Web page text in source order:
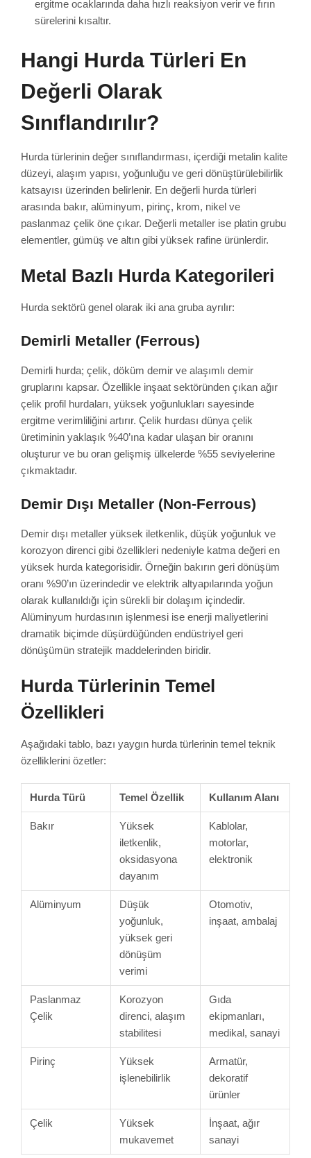
ergitme ocaklarında daha hızlı reaksiyon verir ve fırın
sürelerini kısaltır.
Hangi Hurda Türleri En
Değerli Olarak
Sınıflandırılır?
Hurda türlerinin değer sınıflandırması, içerdiği metalin kalite
düzeyi, alaşım yapısı, yoğunluğu ve geri dönüştürülebilirlik
katsayısı üzerinden belirlenir. En değerli hurda türleri
arasında bakır, alüminyum, pirinç, krom, nikel ve
paslanmaz çelik öne çıkar. Değerli metaller ise platin grubu
elementler, gümüş ve altın gibi yüksek rafine ürünlerdir.
Metal Bazlı Hurda Kategorileri
Hurda sektörü genel olarak iki ana gruba ayrılır:
Demirli Metaller (Ferrous)
Demirli hurda; çelik, döküm demir ve alaşımlı demir
gruplarını kapsar. Özellikle inşaat sektöründen çıkan ağır
çelik profil hurdaları, yüksek yoğunlukları sayesinde
ergitme verimliliğini artırır. Çelik hurdası dünya çelik
üretiminin yaklaşık %40’ına kadar ulaşan bir oranını
oluşturur ve bu oran gelişmiş ülkelerde %55 seviyelerine
çıkmaktadır.
Demir Dışı Metaller (Non-Ferrous)
Demir dışı metaller yüksek iletkenlik, düşük yoğunluk ve
korozyon direnci gibi özellikleri nedeniyle katma değeri en
yüksek hurda kategorisidir. Örneğin bakırın geri dönüşüm
oranı %90’ın üzerindedir ve elektrik altyapılarında yoğun
olarak kullanıldığı için sürekli bir dolaşım içindedir.
Alüminyum hurdasının işlenmesi ise enerji maliyetlerini
dramatik biçimde düşürdüğünden endüstriyel geri
dönüşümün stratejik maddelerinden biridir.
Hurda Türlerinin Temel
Özellikleri
Aşağıdaki tablo, bazı yaygın hurda türlerinin temel teknik
özelliklerini özetler:
Hurda Türü Temel Özellik Kullanım Alanı
Bakır
Yüksek
iletkenlik,
oksidasyona
dayanım
Kablolar,
motorlar,
elektronik
Alüminyum
Düşük
yoğunluk,
yüksek geri
dönüşüm
verimi
Otomotiv,
inşaat, ambalaj
Paslanmaz
Çelik
Korozyon
direnci, alaşım
stabilitesi
Gıda
ekipmanları,
medikal, sanayi
Pirinç
Yüksek
işlenebilirlik
Armatür,
dekoratif
ürünler
Çelik
Yüksek
mukavemet
İnşaat, ağır
sanayi